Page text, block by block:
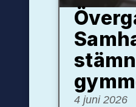
4 juni 2026